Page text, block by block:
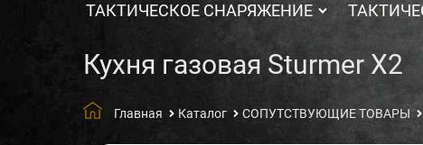
ТАКТИЧЕСКОЕ СНАРЯЖЕНИЕ
Кухня газовая Sturmer X2
Главная Каталог СОПУТСТВУЮЩИЕ ТОВАРЫ